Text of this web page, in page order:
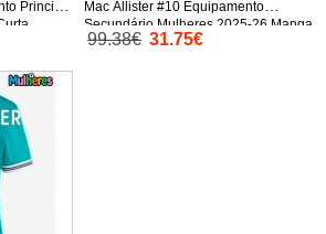
Principal
Mac Allister #10 Equipamento
Secundário Mulheres 2025-26 Manga
Curta
99.38€ 31.75€